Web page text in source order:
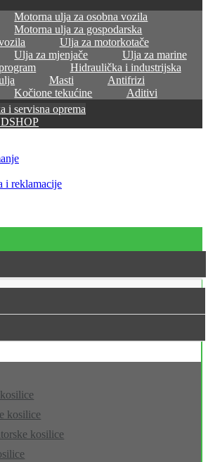
Motorna ulja za osobna vozila
Motorna ulja za gospodarska
Ulja za motorkotače
Ulja za mjenjače
Ulja za marine
Hidraulička i industrijska
Masti
Antifrizi
Kočione tekućine
Aditivi
i servisna oprema
i reklamacije
kosilice
kosilice